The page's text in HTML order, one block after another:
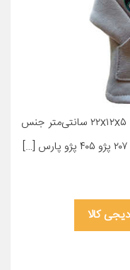
معرفی محصول جزئیات محصول ابعاد ۲۲x۱۲x۵ سانتی‌متر جنس
کالا